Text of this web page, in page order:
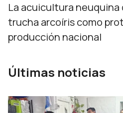
La acuicultura neuquina
trucha arcoíris como
producción nacional
Últimas noticias